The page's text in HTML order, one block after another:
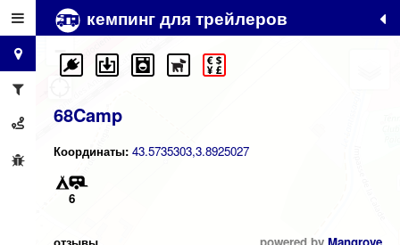
кемпинг для трейлеров
68Camp
Координаты: 43.5735303,3.8925027
6
отзывы powered by Mangrove
+
−